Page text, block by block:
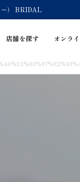
ー） BRIDAL
店舗を探す オンラ